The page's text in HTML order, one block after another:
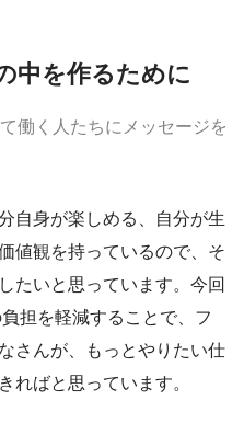
中を作るために
働く人たちにメッセージを
自身が楽しめる、自分が生
値観を持っているので、そ
たいと思っています。今回
担を軽減することで、フ
さんが、もっとやりたい仕
ればと思っています。